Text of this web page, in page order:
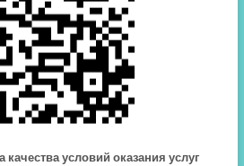
качества условий оказания услуг